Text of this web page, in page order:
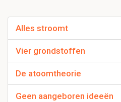
Alles stroomt
Vier grondstoffen
De atoomtheorie
Geen aangeboren ideeën